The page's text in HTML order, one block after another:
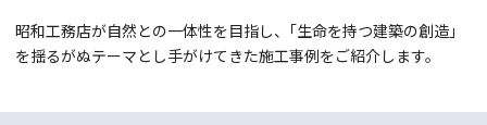
昭和工務店が自然との一体性を目指し、｢生命を持つ建築の創造」
を揺るがぬテーマとし手がけてきた施工事例をご紹介します。